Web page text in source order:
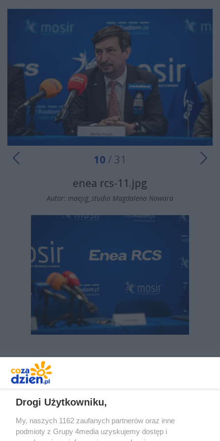
10 / 31
enea rcs-11.jpg
Autor: maejig_studio Magdalena Nawara
Drogi Użytkowniku,
My, naszych 1162 zaufanych partnerów oraz inne
podmioty z Grupy 4media uzyskujemy dostęp i